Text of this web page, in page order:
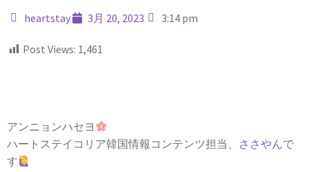
heartstay 3月 20, 2023 3:14 pm
Post Views: 1,461
アンニョンハセヨ
ハートステイコリア韓国情報コンテンツ担当、 ささやんで
す